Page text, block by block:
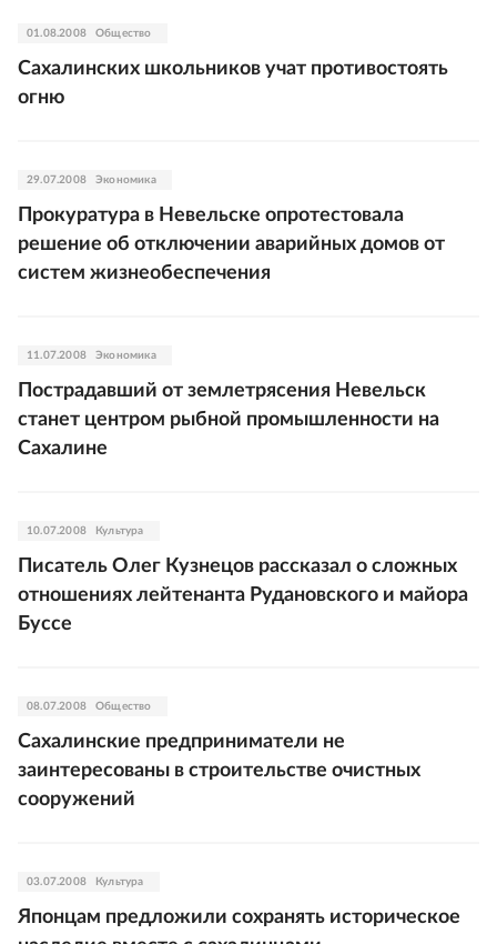
01.08.2008 Общество
Сахалинских школьников учат противостоять
огню
29.07.2008 Экономика
Прокуратура в Невельске опротестовала
решение об отключении аварийных домов от
систем жизнеобеспечения
11.07.2008 Экономика
Пострадавший от землетрясения Невельск
станет центром рыбной промышленности на
Сахалине
10.07.2008 Культура
Писатель Олег Кузнецов рассказал о сложных
отношениях лейтенанта Рудановского и майора
Буссе
08.07.2008 Общество
Сахалинские предприниматели не
заинтересованы в строительстве очистных
сооружений
03.07.2008 Культура
Японцам предложили сохранять историческое